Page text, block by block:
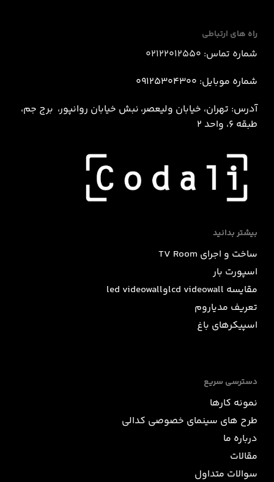
راه های ارتباطی
شماره تماس: 02122012550
شماره موبایل: 09125304300
آدرس: تهران، خیابان ولیعصر، نبش خيابان روانپور، برج جم،
طبقه 6، واحد 2
بیشتر بدانید
ساخت و اجرای TV Room
اسپورت بار
مقایسه lcd videowallوled videowall
تعریف مدیاروم
اسپیکرهای باغ
دسترسی سریع
نمونه کارها
طرح های سینمای خصوصی کدالی
درباره ما
مقالات
سوالات متداول